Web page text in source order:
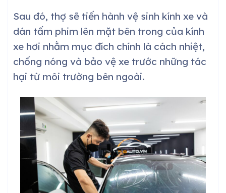
Sau đó, thợ sẽ tiến hành vệ sinh kính xe và
dán tấm phim lên mặt bên trong của kính
xe hơi nhằm mục đích chính là cách nhiệt,
chống nóng và bảo vệ xe trước những tác
hại từ môi trường bên ngoài.